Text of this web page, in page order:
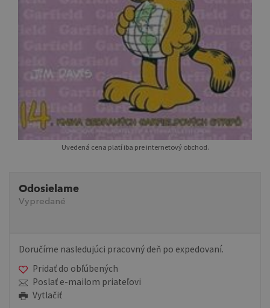
Uvedená cena platí iba pre internetový obchod.
Odosielame
Vypredané
Doručíme nasledujúci pracovný deň po expedovaní.
Pridať do obľúbených
Poslať e-mailom priateľovi
Vytlačiť